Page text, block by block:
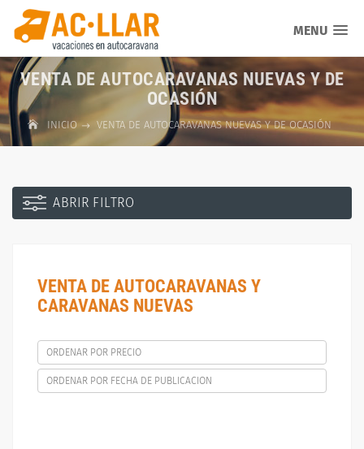
MENU
VENTA DE AUTOCARAVANAS NUEVAS Y DE
OCASIÓN
INICIO VENTA DE AUTOCARAVANAS NUEVAS Y DE OCASIÓN
ABRIR FILTRO
VENTA DE AUTOCARAVANAS Y
CARAVANAS NUEVAS
ORDENAR POR PRECIO
ORDENAR POR FECHA DE PUBLICACION